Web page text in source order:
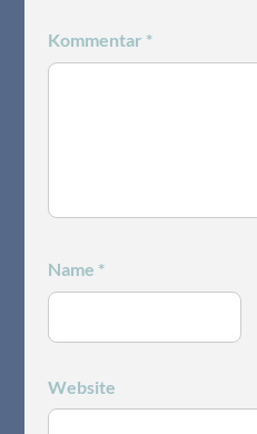
Kommentar *
Name *
Website